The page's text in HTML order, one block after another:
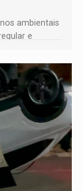
ambientais
e